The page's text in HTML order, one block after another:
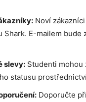
Noví
Shark. E-mailem
slevy: Studenti mohou
statusu
Doporučte